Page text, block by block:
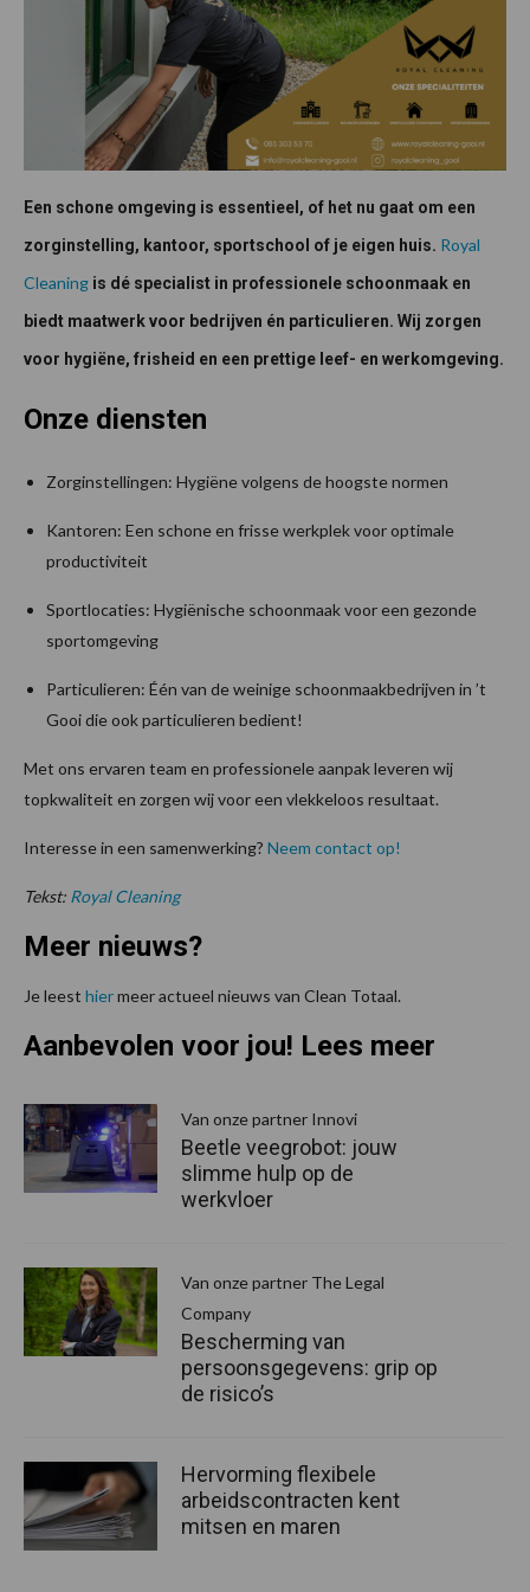
Een schone omgeving is essentieel, of het nu gaat om een
zorginstelling, kantoor, sportschool of je eigen huis. Royal
Cleaning is dé specialist in professionele schoonmaak en
biedt maatwerk voor bedrijven én particulieren. Wij zorgen
voor hygiëne, frisheid en een prettige leef- en werkomgeving.
Onze diensten
Zorginstellingen: Hygiëne volgens de hoogste normen
Kantoren: Een schone en frisse werkplek voor optimale
productiviteit
Sportlocaties: Hygiënische schoonmaak voor een gezonde
sportomgeving
Particulieren: Één van de weinige schoonmaakbedrijven in ’t
Gooi die ook particulieren bedient!
Met ons ervaren team en professionele aanpak leveren wij
topkwaliteit en zorgen wij voor een vlekkeloos resultaat.
Interesse in een samenwerking? Neem contact op!
Tekst: Royal Cleaning
Meer nieuws?
Je leest hiermeer actueel nieuws van Clean Totaal.
Aanbevolen voor jou! Lees meer
Van onze partner Innovi
Beetle veegrobot: jouw
slimme hulp op de
werkvloer
Van onze partner The Legal
Company
Bescherming van
persoonsgegevens: grip op
de risico’s
Hervorming flexibele
arbeidscontracten kent
mitsen en maren